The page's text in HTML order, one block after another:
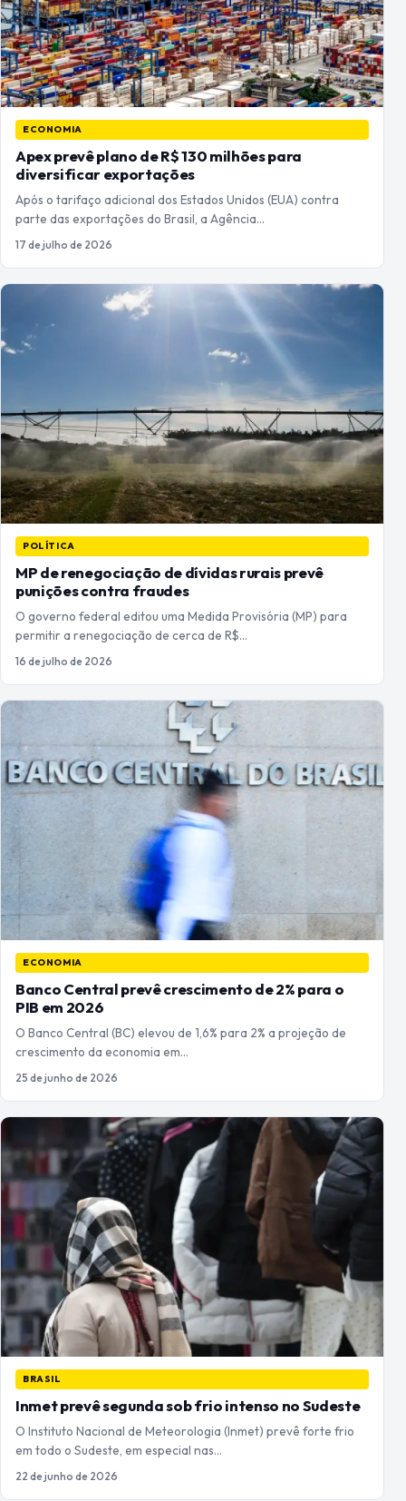
ECONOMIA
Apex prevê plano de R$ 130 milhões para
diversificar exportações
Após o tarifaço adicional dos Estados Unidos (EUA) contra
parte das exportações do Brasil, a Agência…
17 de julho de 2026
POLÍTICA
MP de renegociação de dívidas rurais prevê
punições contra fraudes
O governo federal editou uma Medida Provisória (MP) para
permitir a renegociação de cerca de R$…
16 de julho de 2026
ECONOMIA
Banco Central prevê crescimento de 2% para o
PIB em 2026
O Banco Central (BC) elevou de 1,6% para 2% a projeção de
crescimento da economia em…
25 de junho de 2026
BRASIL
Inmet prevê segunda sob frio intenso no Sudeste
O Instituto Nacional de Meteorologia (Inmet) prevê forte frio
em todo o Sudeste, em especial nas…
22 de junho de 2026